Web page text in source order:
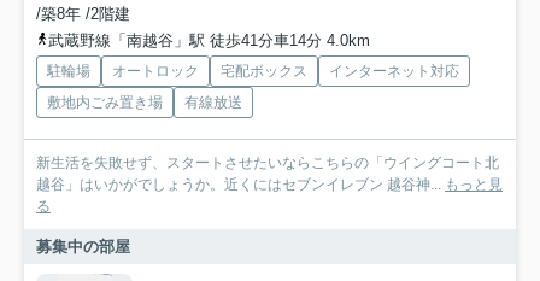
/築8年 /2階建
武蔵野線「南越谷」駅 徒歩41分車14分 4.0km
駐輪場 オートロック 宅配ボックス
インターネット対応
敷地内ごみ置き場
有線放送
新生活を失敗せず、スタートさせたいならこちらの「ウイングコート北
越谷」はいかがでしょうか。近くにはセブンイレブン 越谷神...
もっと見
る
募集中の部屋